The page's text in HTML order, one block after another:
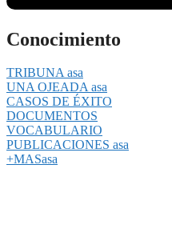
Conocimiento
TRIBUNA asa
UNA OJEADA asa
CASOS DE ÉXITO
DOCUMENTOS
VOCABULARIO
PUBLICACIONES asa
+MASasa